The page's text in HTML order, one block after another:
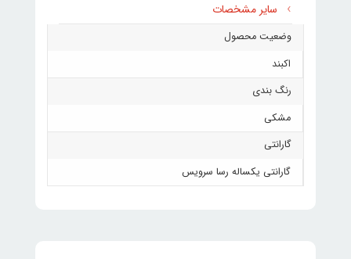
سایر مشخصات
وضعیت محصول
اکبند
رنگ بندی
مشکی
گارانتی
گارانتی یکساله رسا سرویس